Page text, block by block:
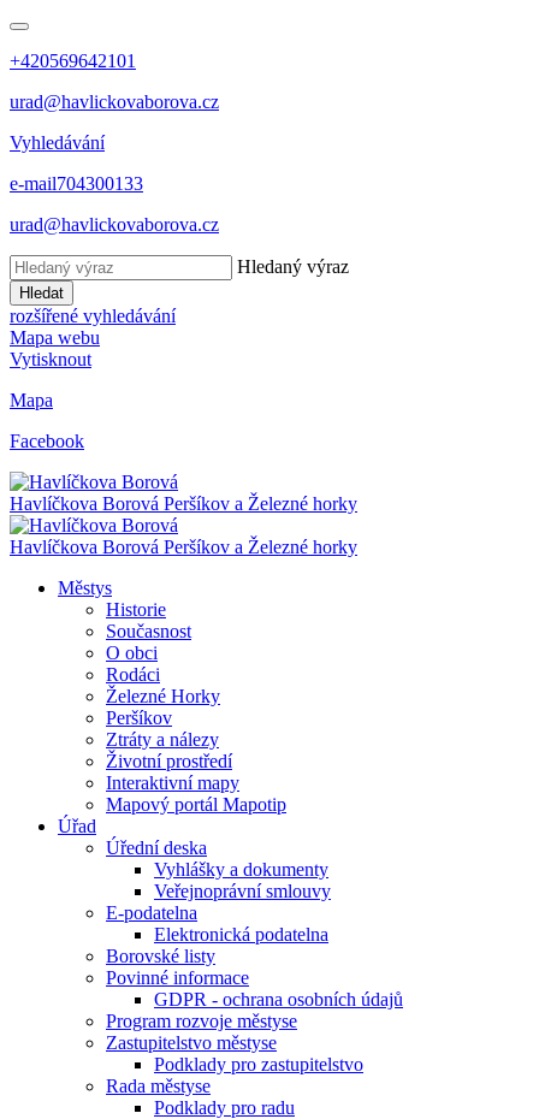
+420569642101
urad@havlickovaborova.cz
Vyhledávání
e-mail704300133
urad@havlickovaborova.cz
Hledaný výraz
Hledat
rozšířené vyhledávání
Mapa webu
Vytisknout
Mapa
Facebook
Havlíčkova Borová Peršíkov a Železné horky
Havlíčkova Borová Peršíkov a Železné horky
Městys
Historie
Současnost
O obci
Rodáci
Železné Horky
Peršíkov
Ztráty a nálezy
Životní prostředí
Interaktivní mapy
Mapový portál Mapotip
Úřad
Úřední deska
Vyhlášky a dokumenty
Veřejnoprávní smlouvy
E-podatelna
Elektronická podatelna
Borovské listy
Povinné informace
GDPR - ochrana osobních údajů
Program rozvoje městyse
Zastupitelstvo městyse
Podklady pro zastupitelstvo
Rada městyse
Podklady pro radu